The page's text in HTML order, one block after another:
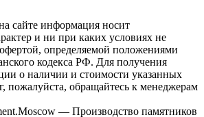
сайте информация носит
и ни при каких условиях не
определяемой положениями
кодекса РФ. Для получения
о наличии и стоимости указанных
пожалуйста, обращайтесь к менеджерам
— Производство памятников